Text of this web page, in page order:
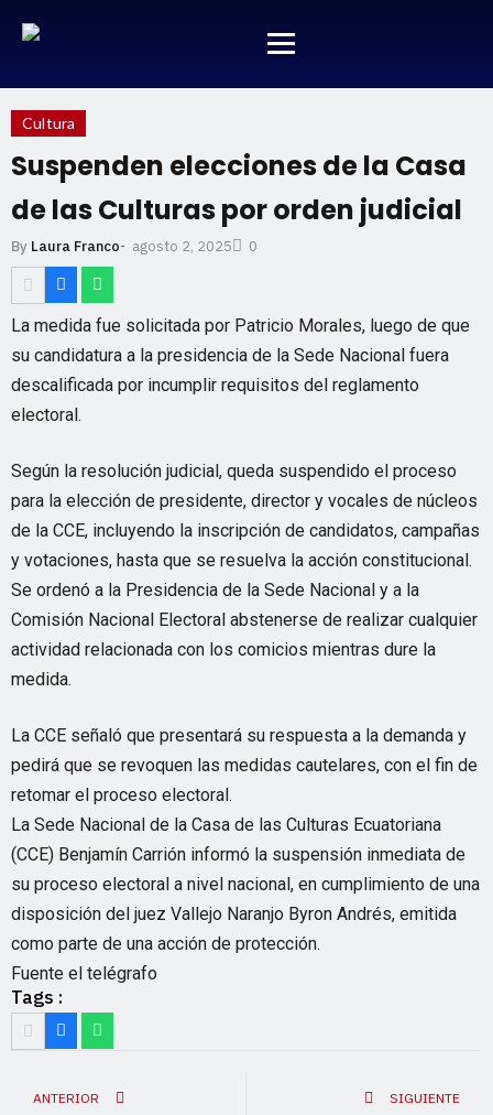
Cultura
Suspenden elecciones de la Casa
de las Culturas por orden judicial
By Laura Franco- agosto 2, 2025 0
La medida fue solicitada por Patricio Morales, luego de que
su candidatura a la presidencia de la Sede Nacional fuera
descalificada por incumplir requisitos del reglamento
electoral.
Según la resolución judicial, queda suspendido el proceso
para la elección de presidente, director y vocales de núcleos
de la CCE, incluyendo la inscripción de candidatos, campañas
y votaciones, hasta que se resuelva la acción constitucional.
Se ordenó a la Presidencia de la Sede Nacional y a la
Comisión Nacional Electoral abstenerse de realizar cualquier
actividad relacionada con los comicios mientras dure la
medida.
La CCE señaló que presentará su respuesta a la demanda y
pedirá que se revoquen las medidas cautelares, con el fin de
retomar el proceso electoral.
La Sede Nacional de la Casa de las Culturas Ecuatoriana
(CCE) Benjamín Carrión informó la suspensión inmediata de
su proceso electoral a nivel nacional, en cumplimiento de una
disposición del juez Vallejo Naranjo Byron Andrés, emitida
como parte de una acción de protección.
Fuente el telégrafo
Tags :
ANTERIOR SIGUIENTE